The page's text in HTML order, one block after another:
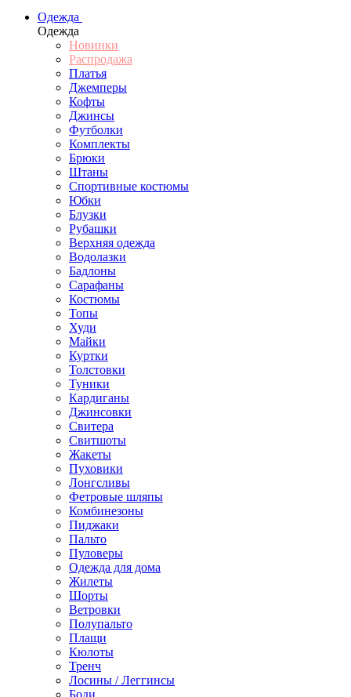
Одежда
Одежда
Новинки
Распродажа
Платья
Джемперы
Кофты
Джинсы
Футболки
Комплекты
Брюки
Штаны
Спортивные костюмы
Юбки
Блузки
Рубашки
Верхняя одежда
Водолазки
Бадлоны
Сарафаны
Костюмы
Топы
Худи
Майки
Куртки
Толстовки
Туники
Кардиганы
Джинсовки
Свитера
Свитшоты
Жакеты
Пуховики
Лонгсливы
Фетровые шляпы
Комбинезоны
Пиджаки
Пальто
Пуловеры
Одежда для дома
Жилеты
Шорты
Ветровки
Полупальто
Плащи
Кюлоты
Тренч
Лосины / Леггинсы
Боди